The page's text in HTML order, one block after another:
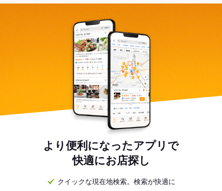
より便利になったアプリで
快適にお店探し
クイックな現在地検索。検索が快適に